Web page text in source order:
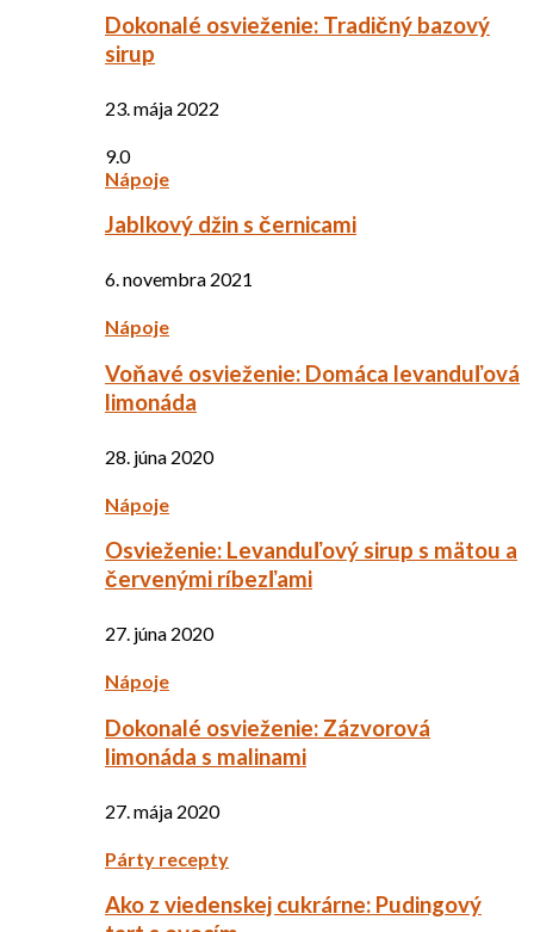
Dokonalé osvieženie: Tradičný bazový
sirup
23. mája 2022
9.0
Nápoje
Jablkový džin s černicami
6. novembra 2021
Nápoje
Voňavé osvieženie: Domáca levanduľová
limonáda
28. júna 2020
Nápoje
Osvieženie: Levanduľový sirup s mätou a
červenými ríbezľami
27. júna 2020
Nápoje
Dokonalé osvieženie: Zázvorová
limonáda s malinami
27. mája 2020
Párty recepty
Ako z viedenskej cukrárne: Pudingový